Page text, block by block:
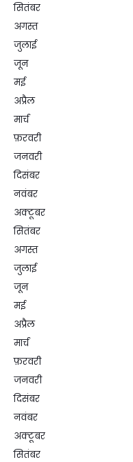
सितंबर
अगस्त
जुलाई
जून
मई
अप्रैल
मार्च
फ़रवरी
जनवरी
दिसंबर
नवंबर
अक्टूबर
सितंबर
अगस्त
जुलाई
जून
मई
अप्रैल
मार्च
फ़रवरी
जनवरी
दिसंबर
नवंबर
अक्टूबर
सितंबर